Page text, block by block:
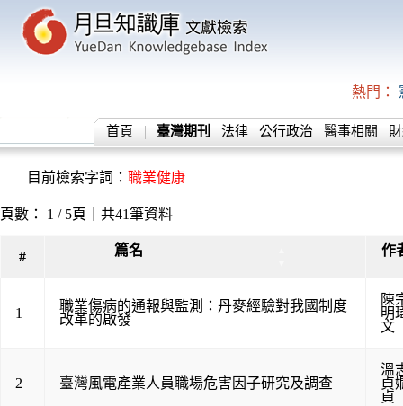
熱門：
首頁 臺灣期刊 法律 公行政治 醫事相關
目前檢索字詞： 職業健康
頁數： 1 / 5頁｜共41筆資料
# 篇名 作
1
職業傷病的通報與監測：丹麥經驗對我國制度
改革的啟發
陳
明
文
2 臺灣風電產業人員職場危害因子研究及調查
溫
貞
貞